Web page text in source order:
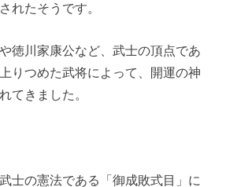
れたそうです。
徳川家康公など、武士の頂点であ
りつめた武将によって、開運の神
てきました。
士の憲法である「御成敗式目」に